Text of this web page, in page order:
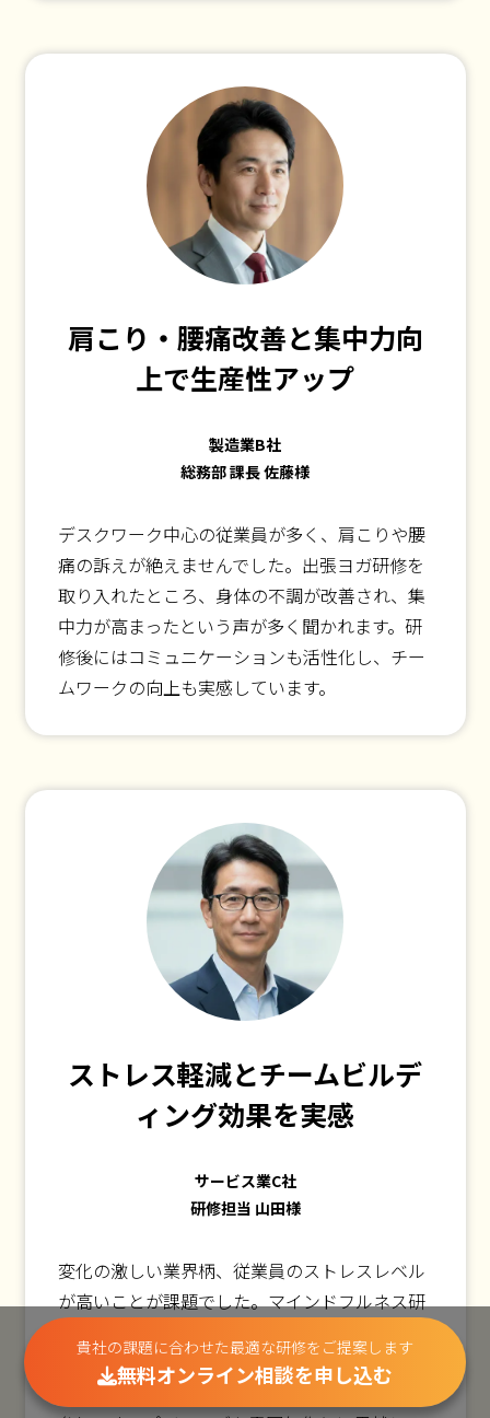
肩こり・腰痛改善と集中力向
上で生産性アップ
製造業B社
総務部 課長 佐藤様
デスクワーク中心の従業員が多く、肩こりや腰
痛の訴えが絶えませんでした。出張ヨガ研修を
取り入れたところ、身体の不調が改善され、集
中力が高まったという声が多く聞かれます。研
修後にはコミュニケーションも活性化し、チー
ムワークの向上も実感しています。
ストレス軽減とチームビルデ
ィング効果を実感
サービス業C社
研修担当 山田様
変化の激しい業界柄、従業員のストレスレベル
が高いことが課題でした。マインドフルネス研
るだけでなく、参加者同士の交流を深める機会
にもなりました。運動経験がない社員も気軽に
貴社の課題に合わせた最適な研修をご提案します
無料オンライン相談を申し込む